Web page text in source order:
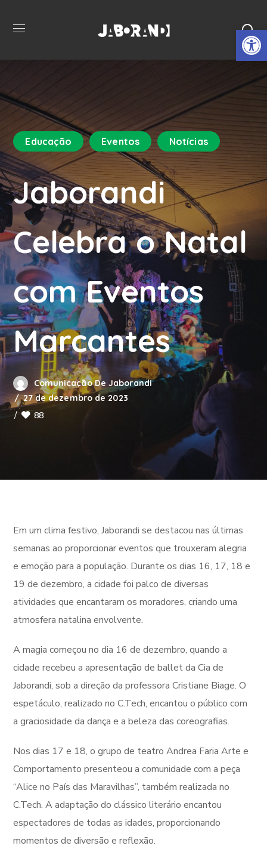
Educação Eventos Notícias
Jaborandi
Celebra o Natal
com Eventos
Marcantes
Comunicação De Jaborandi
27 de dezembro de 2023
88
Em um clima festivo, Jaborandi se destacou nas últimas
semanas ao proporcionar eventos que trouxeram alegria
e emoção para a população. Durante os dias 16, 17, 18 e
19 de dezembro, a cidade foi palco de diversas
atividades que encantaram os moradores, criando uma
atmosfera natalina envolvente.
A magia começou no dia 16 de dezembro, quando a
cidade recebeu a apresentação de ballet da Cia de
Jaborandi, sob a direção da professora Cristiane Biage. O
espetáculo, realizado no C.Tech, encantou o público com
a graciosidade da dança e a beleza das coreografias.
Nos dias 17 e 18, o grupo de teatro Andrea Faria Arte e
Comportamento presenteou a comunidade com a peça
“Alice no País das Maravilhas”, também realizada no
C.Tech. A adaptação do clássico literário encantou
espectadores de todas as idades, proporcionando
momentos de diversão e reflexão.